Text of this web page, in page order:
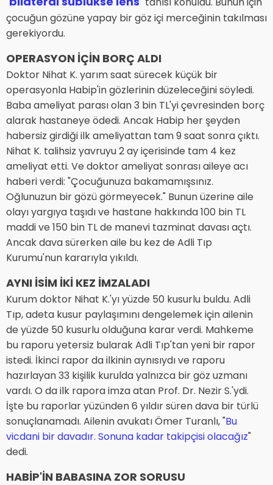
çocuğun gözüne yapay bir göz içi merceğinin takılması
gerekiyordu.
OPERASYON İÇİN BORÇ ALDI
Doktor Nihat K. yarım saat sürecek küçük bir
operasyonla Habip'in gözlerinin düzeleceğini söyledi.
Baba ameliyat parası olan 3 bin TL'yi çevresinden borç
alarak hastaneye ödedi. Ancak Habip her şeyden
habersiz girdiği ilk ameliyattan tam 9 saat sonra çıktı.
Nihat K. talihsiz yavruyu 2 ay içerisinde tam 4 kez
ameliyat etti. Ve doktor ameliyat sonrası aileye acı
haberi verdi: "Çocuğunuza bakamamışsınız.
Oğlunuzun bir gözü görmeyecek." Bunun üzerine aile
olayı yargıya taşıdı ve hastane hakkında 100 bin TL
maddi ve 150 bin TL de manevi tazminat davası açtı.
Ancak dava sürerken aile bu kez de Adli Tıp
Kurumu'nun kararıyla yıkıldı.
AYNI İSİM İKİ KEZ İMZALADI
Kurum doktor Nihat K.'yı yüzde 50 kusurlu buldu. Adli
Tıp, adeta kusur paylaşımını dengelemek için ailenin
de yüzde 50 kusurlu olduğuna karar verdi. Mahkeme
bu raporu yetersiz bularak Adli Tıp'tan yeni bir rapor
istedi. İkinci rapor da ilkinin aynısıydı ve raporu
hazırlayan 33 kişilik kurulda yalnızca bir göz uzmanı
vardı. O da ilk rapora imza atan Prof. Dr. Nezir S.'ydi.
İşte bu raporlar yüzünden 6 yıldır süren dava bir türlü
sonuçlanamadı. Ailenin avukatı Ömer Turanlı, "Bu
vicdani bir davadır. Sonuna kadar takipçisi olacağız"
dedi.
HABİP'İN BABASINA ZOR SORUSU